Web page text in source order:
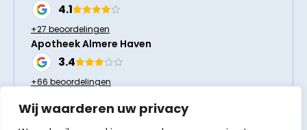
Wij waarderen uw privacy
4.1
+27 beoordelingen
Apotheek Almere Haven
3.4
+66 beoordelingen
Volg ons